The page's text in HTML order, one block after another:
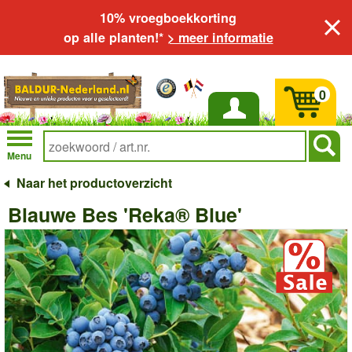
10% vroegboekkorting
op alle planten!* > meer informatie
Inloggen
Menu
0
Naar het productoverzicht
Blauwe Bes 'Reka® Blue'